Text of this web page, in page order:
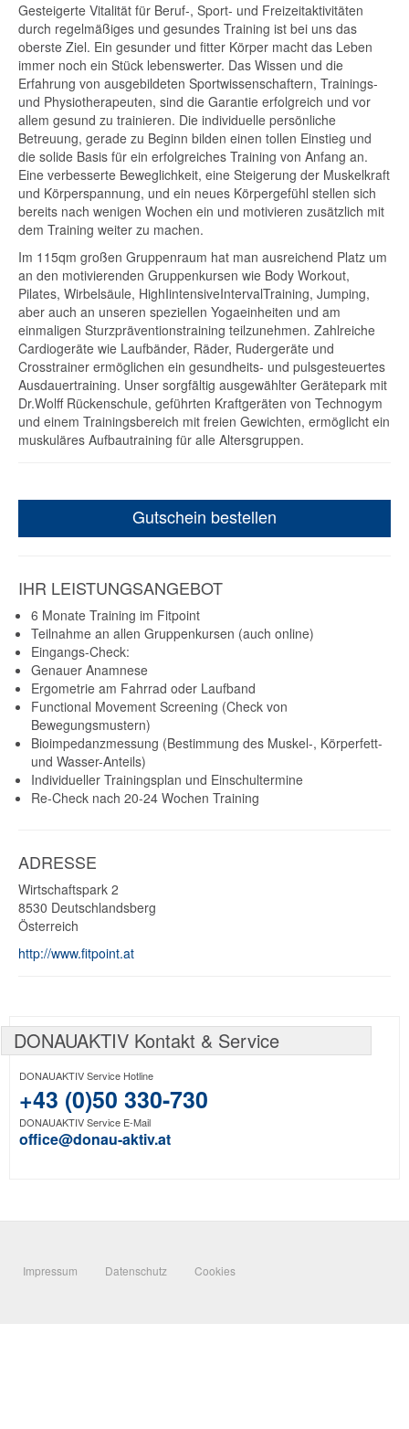
Gesteigerte Vitalität für Beruf-, Sport- und Freizeitaktivitäten
durch regelmäßiges und gesundes Training ist bei uns das
oberste Ziel. Ein gesunder und fitter Körper macht das Leben
immer noch ein Stück lebenswerter. Das Wissen und die
Erfahrung von ausgebildeten Sportwissenschaftern, Trainings-
und Physiotherapeuten, sind die Garantie erfolgreich und vor
allem gesund zu trainieren. Die individuelle persönliche
Betreuung, gerade zu Beginn bilden einen tollen Einstieg und
die solide Basis für ein erfolgreiches Training von Anfang an.
Eine verbesserte Beweglichkeit, eine Steigerung der Muskelkraft
und Körperspannung, und ein neues Körpergefühl stellen sich
bereits nach wenigen Wochen ein und motivieren zusätzlich mit
dem Training weiter zu machen.
Im 115qm großen Gruppenraum hat man ausreichend Platz um
an den motivierenden Gruppenkursen wie Body Workout,
Pilates, Wirbelsäule, HighIintensiveIntervalTraining, Jumping,
aber auch an unseren speziellen Yogaeinheiten und am
einmaligen Sturzpräventionstraining teilzunehmen. Zahlreiche
Cardiogeräte wie Laufbänder, Räder, Rudergeräte und
Crosstrainer ermöglichen ein gesundheits- und pulsgesteuertes
Ausdauertraining. Unser sorgfältig ausgewählter Gerätepark mit
Dr.Wolff Rückenschule, geführten Kraftgeräten von Technogym
und einem Trainingsbereich mit freien Gewichten, ermöglicht ein
muskuläres Aufbautraining für alle Altersgruppen.
Gutschein bestellen
IHR LEISTUNGSANGEBOT
6 Monate Training im Fitpoint
Teilnahme an allen Gruppenkursen (auch online)
Eingangs-Check:
Genauer Anamnese
Ergometrie am Fahrrad oder Laufband
Functional Movement Screening (Check von
Bewegungsmustern)
Bioimpedanzmessung (Bestimmung des Muskel-, Körperfett-
und Wasser-Anteils)
Individueller Trainingsplan und Einschultermine
Re-Check nach 20-24 Wochen Training
ADRESSE
Wirtschaftspark 2
8530 Deutschlandsberg
Österreich
http://www.fitpoint.at
DONAUAKTIV Kontakt & Service
DONAUAKTIV Service Hotline
+43 (0)50 330-730
DONAUAKTIV Service E-Mail
office@donau-aktiv.at
Impressum Datenschutz Cookies